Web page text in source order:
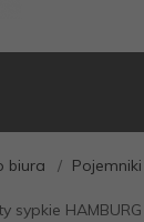
biura
sypkie HAMBURG